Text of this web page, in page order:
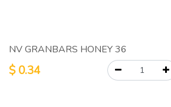
NV GRANBARS HONEY 36
$0.34